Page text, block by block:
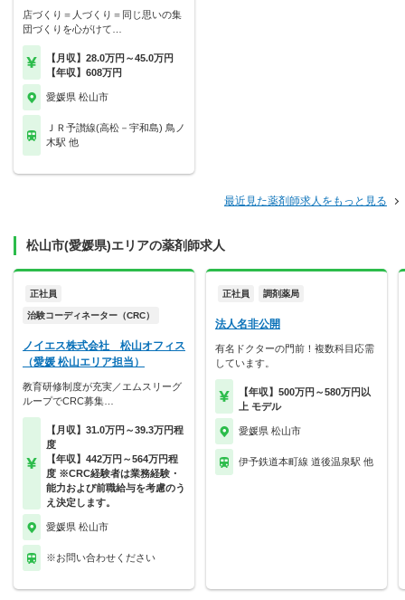
店づくり＝人づくり＝同じ思いの集
団づくりを心がけて…
【月収】28.0万円～45.0万円
【年収】608万円
愛媛県 松山市
ＪＲ予讃線(高松－宇和島) 鳥ノ
木駅 他
最近見た薬剤師求人をもっと見る
松山市(愛媛県)エリアの薬剤師求人
正社員
治験コーディネーター（CRC）
ノイエス株式会社 松山オフィス
（愛媛 松山エリア担当）
教育研修制度が充実／エムスリーグ
ループでCRC募集…
【月収】31.0万円～39.3万円程
度
【年収】442万円～564万円程
度 ※CRC経験者は業務経験・
能力および前職給与を考慮のう
え決定します。
愛媛県 松山市
※お問い合わせください
正社員 調剤薬局
法人名非公開
有名ドクターの門前！複数科目応需
しています。
【年収】500万円～580万円以
上 モデル
愛媛県 松山市
伊予鉄道本町線 道後温泉駅 他